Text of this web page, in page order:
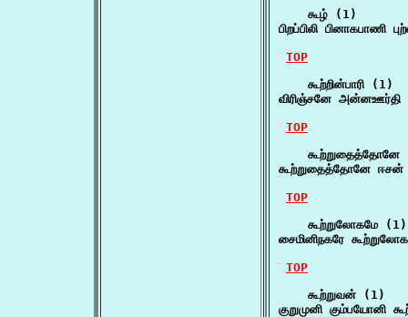
    கூழ் (1)
பிறப்பிலி பினாகபாணி
TOP
    கூற்றின்பாரி (1)
விரிஞ்சனே அன்னஊர்தி
TOP
கூற்றுதைத்தோனே
கூற்றுதைத்தோனே
TOP
    கூற்றுலோகமே (1)
சைமினிநகரே
TOP
    கூற்றுவன் (1)
குறுமுனி